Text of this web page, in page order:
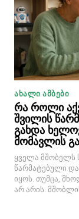
ᲐᲮᲐᲚᲘ ᲐᲛᲑᲔᲑᲘ
რა როლი
შვილის
გახდა
მომავლის
ყველა მშობელს
წარმატებული
იყოს. თუმცა,
არ არის.